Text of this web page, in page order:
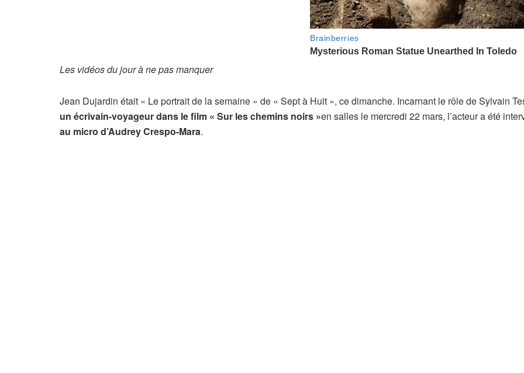
Les vidéos du jour à ne pas manquer
Jean Dujardin était « Le portrait de la semaine » de « Sept à Huit », ce dimanche. Incarnant le rôle de Sylvain
un écrivain-voyageur dans le film « Sur les chemins noirs »en salles le mercredi 22 mars, l’acteur a été
au micro d’Audrey Crespo-Mara.